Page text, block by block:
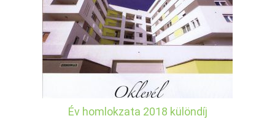
Év homlokzata 2018 különdíj